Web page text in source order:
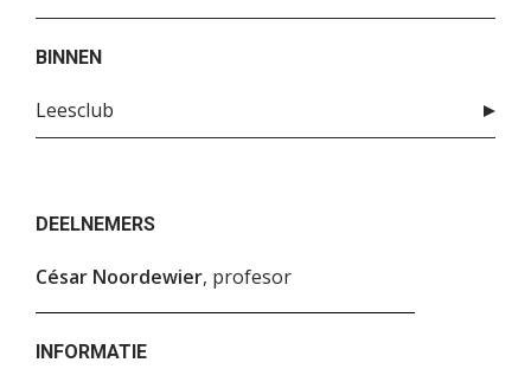
BINNEN
Leesclub
DEELNEMERS
César Noordewier, profesor
INFORMATIE